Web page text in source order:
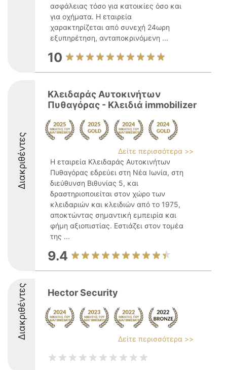
ασφάλειας τόσο για κατοικίες όσο και
για οχήματα. Η εταιρεία
χαρακτηρίζεται από συνεχή 24ωρη
εξυπηρέτηση, ανταποκρινόμενη ...
10
Διακριθέντες
Κλειδαράς Αυτοκινήτων
Πυθαγόρας - Κλειδιά immobilizer
Δείτε περισσότερα >>
Η εταιρεία Κλειδαράς Αυτοκινήτων
Πυθαγόρας εδρεύει στη Νέα Ιωνία, στη
διεύθυνση Βιθυνίας 5, και
δραστηριοποιείται στον χώρο των
κλειδαριών και κλειδιών από το 1975,
αποκτώντας σημαντική εμπειρία και
φήμη αξιοπιστίας. Εστιάζει στον τομέα
της ...
9.4
Διακριθέντες Hector Security
Δείτε περισσότερα >>